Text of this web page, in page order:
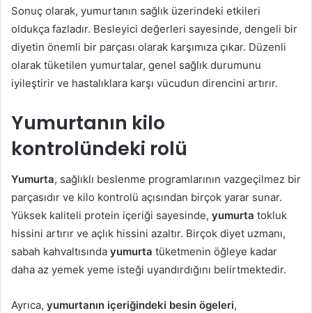
Sonuç olarak, yumurtanın sağlık üzerindeki etkileri
oldukça fazladır. Besleyici değerleri sayesinde, dengeli bir
diyetin önemli bir parçası olarak karşımıza çıkar. Düzenli
olarak tüketilen yumurtalar, genel sağlık durumunu
iyileştirir ve hastalıklara karşı vücudun direncini artırır.
Yumurtanın kilo
kontrolündeki rolü
Yumurta, sağlıklı beslenme programlarının vazgeçilmez bir
parçasıdır ve kilo kontrolü açısından birçok yarar sunar.
Yüksek kaliteli protein içeriği sayesinde, yumurta tokluk
hissini artırır ve açlık hissini azaltır. Birçok diyet uzmanı,
sabah kahvaltısında yumurta tüketmenin öğleye kadar
daha az yemek yeme isteği uyandırdığını belirtmektedir.
Ayrıca, yumurtanın içeriğindeki besin ögeleri,